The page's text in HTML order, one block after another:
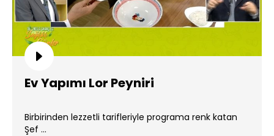
Ev Yapımı Lor Peyniri
Birbirinden lezzetli tarifleriyle programa renk katan
Şef ...